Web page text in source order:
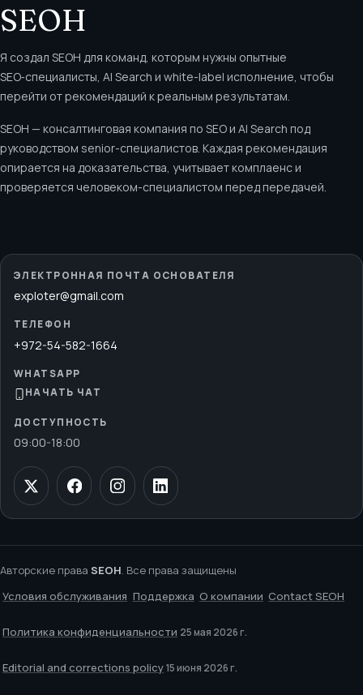
SEOH
Я создал SEOH для команд, которым нужны опытные
SEO‑специалисты, AI Search и white-label исполнение, чтобы
перейти от рекомендаций к реальным результатам.
SEOH — консалтинговая компания по SEO и AI Search под
руководством senior-специалистов. Каждая рекомендация
опирается на доказательства, учитывает комплаенс и
проверяется человеком-специалистом перед передачей.
ЭЛЕКТРОННАЯ ПОЧТА ОСНОВАТЕЛЯ
exploter@gmail.com
ТЕЛЕФОН
+972-54-582-1664
WHATSAPP
НАЧАТЬ ЧАТ
ДОСТУПНОСТЬ
09:00-18:00
Авторские права SEOH. Все права защищены
Условия обслуживания Поддержка О компании Contact SEOH
Политика конфиденциальности 25 мая 2026 г.
Editorial and corrections policy 15 июня 2026 г.